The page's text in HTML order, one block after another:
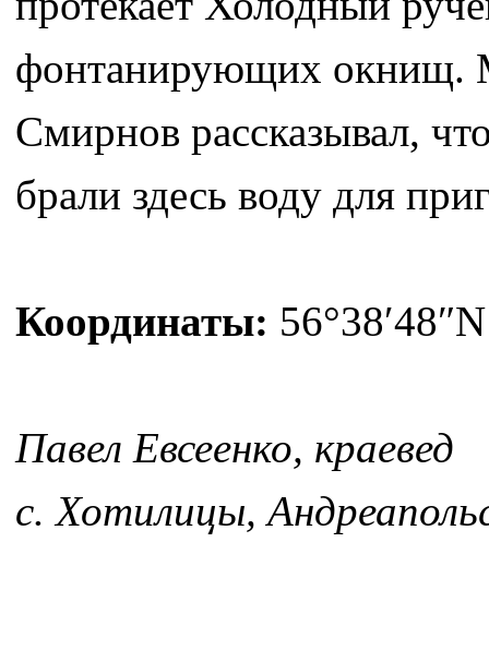
фонтанирующих окнищ.
Смирнов рассказывал,
брали здесь воду для
Координаты:
Павел Евсеенко, краевед
с. Хотилицы,